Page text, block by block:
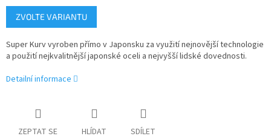
Měrná
cena:
ZVOLTE VARIANTU
Super Kurv vyroben přímo v Japonsku za využití nejnovější technologie
a použití nejkvalitnější japonské oceli a nejvyššílidské dovednosti.
Detailní informace
ZEPTAT SE HLÍDAT SDÍLET